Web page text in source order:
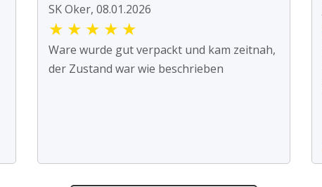
SK Oker, 08.01.2026
★ ★ ★ ★ ★
Ware wurde gut verpackt und kam zeitnah,
der Zustand war wie beschrieben